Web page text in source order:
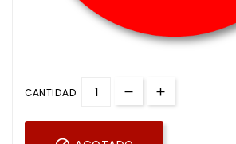
CANTIDAD